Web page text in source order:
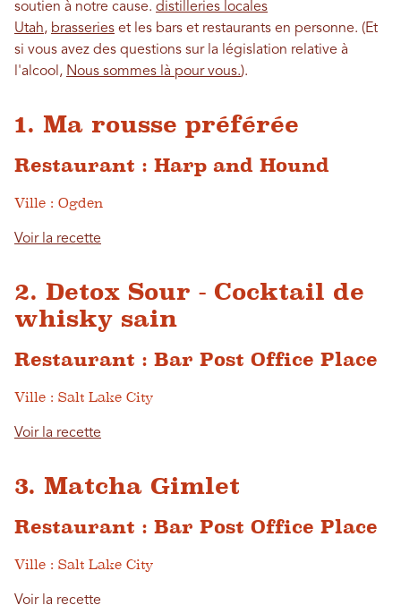
soutien à notre cause. distilleries locales
Utah, brasseries et les bars et restaurants en personne. (Et
si vous avez des questions sur la législation relative à
l'alcool, Nous sommes là pour vous.).
1. Ma rousse préférée
Restaurant : Harp and Hound
Ville : Ogden
Voir la recette
2. Detox Sour - Cocktail de
whisky sain
Restaurant : Bar Post Office Place
Ville : Salt Lake City
Voir la recette
3. Matcha Gimlet
Restaurant : Bar Post Office Place
Ville : Salt Lake City
Voir la recette